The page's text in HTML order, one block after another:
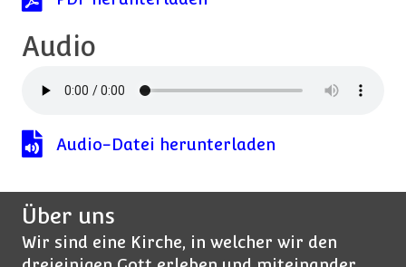
Audio
Audio-Datei herunterladen
Audio-Datei herunterladen
Über uns
Wir sind eine Kirche, in welcher wir den